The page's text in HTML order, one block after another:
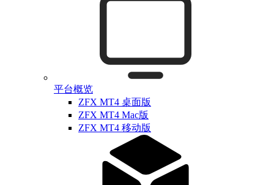
平台概览
ZFX MT4 桌面版
ZFX MT4 Mac版
ZFX MT4 移动版